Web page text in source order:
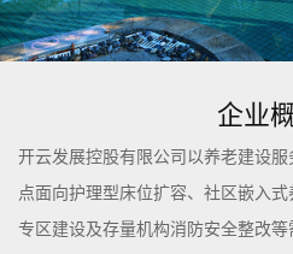
企业
开云发展控股有限公司以养老建设
点面向护理型床位扩容、社区嵌入
专区建设及存量机构消防安全整改